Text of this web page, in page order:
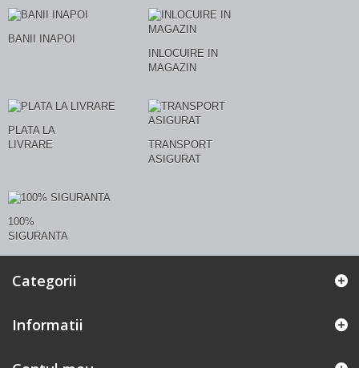
BANII INAPOI
INLOCUIRE IN
MAGAZIN
PLATA LA
LIVRARE
TRANSPORT
ASIGURAT
100%
SIGURANTA
Categorii
Informatii